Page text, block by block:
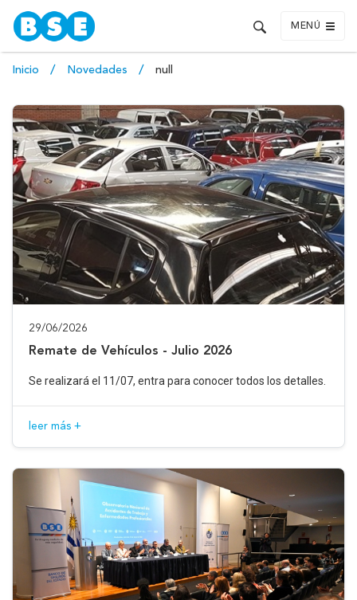
MENÚ
Inicio Novedades null
29/06/2026
Remate de Vehículos - Julio 2026
Se realizará el 11/07, entra para conocer todos los detalles.
leer más +